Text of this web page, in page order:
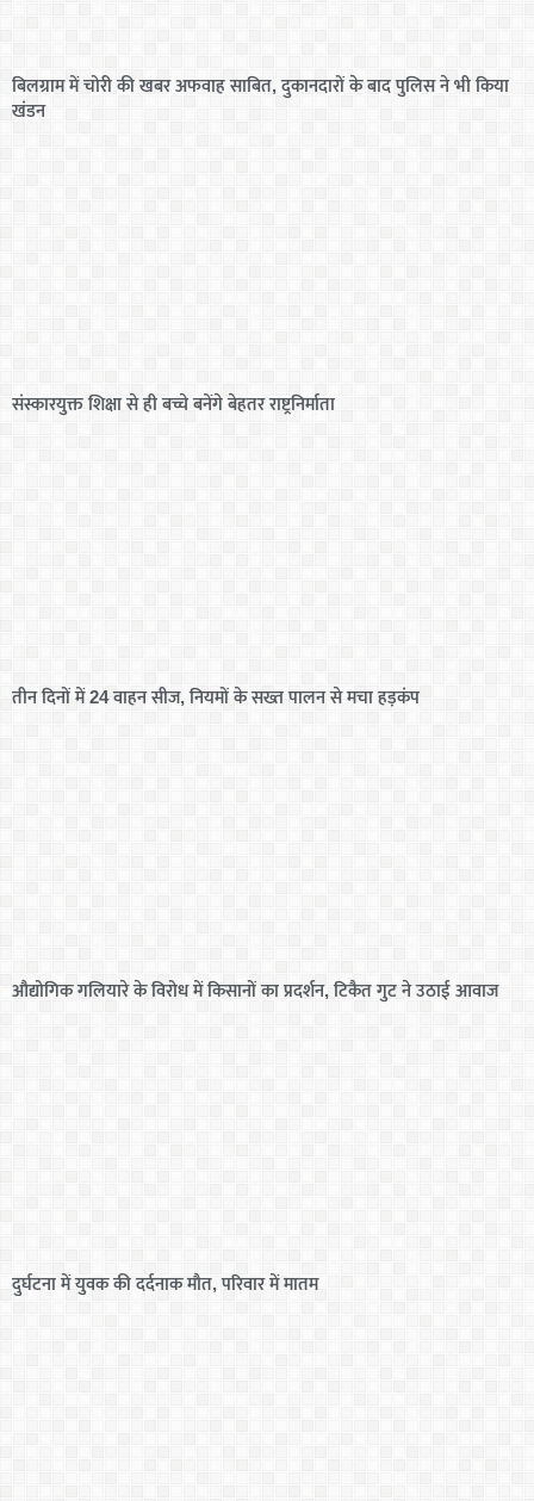
बिलग्राम में चोरी की खबर अफवाह साबित, दुकानदारों के बाद पुलिस ने भी किया
खंडन
संस्कारयुक्त शिक्षा से ही बच्चे बनेंगे बेहतर राष्ट्रनिर्माता
तीन दिनों में 24 वाहन सीज, नियमों के सख्त पालन से मचा हड़कंप
औद्योगिक गलियारे के विरोध में किसानों का प्रदर्शन, टिकैत गुट ने उठाई आवाज
दुर्घटना में युवक की दर्दनाक मौत, परिवार में मातम